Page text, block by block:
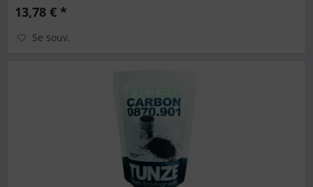
13,78 € *
Se souv.